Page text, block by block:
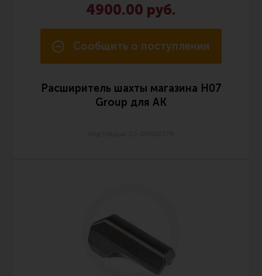
4900.00 руб.
Сообщить о поступлении
Расширитель шахты магазина H07
Group для АК